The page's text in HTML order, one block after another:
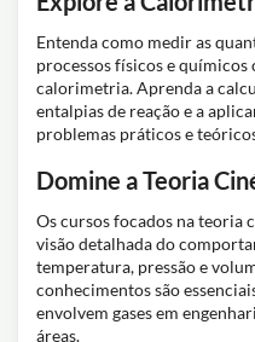
Entenda como medir as
processos físicos e químicos
calorimetria. Aprenda a
entalpias de reação e a
problemas práticos e
Domine a Teoria
Os cursos focados na teoria
visão detalhada do
temperatura, pressão e
conhecimentos são
envolvem gases em
áreas.